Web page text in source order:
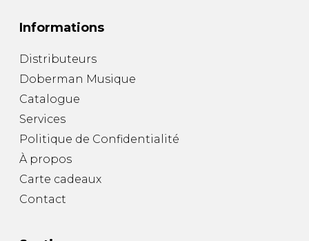
Informations
Distributeurs
Doberman Musique
Catalogue
Services
Politique de Confidentialité
À propos
Carte cadeaux
Contact